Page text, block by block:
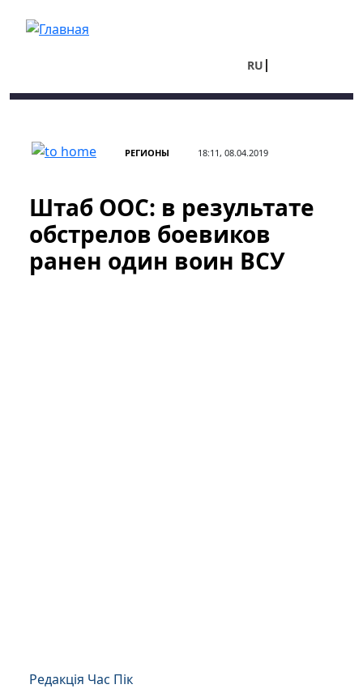
RU
РЕГИОНЫ 18:11, 08.04.2019
Штаб ООС: в результате
обстрелов боевиков
ранен один воин ВСУ
Редакція Час Пік